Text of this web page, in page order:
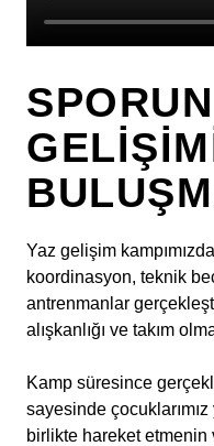
Yaz gelişim
koordinasyon, teknik
antrenmanlar
alışkanlığı ve takım
Kamp süresince
sayesinde
birlikte hareket etmenin